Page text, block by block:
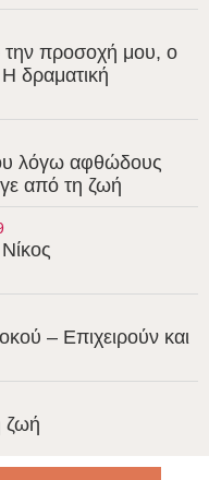
την προσοχή μου, ο
δραματική
λόγω αφθώδους
από τη ζωή
– Επιχειρούν και
ζωή